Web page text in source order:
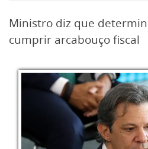
Informe especial
Ministro diz que
cumprir arcabouço fiscal